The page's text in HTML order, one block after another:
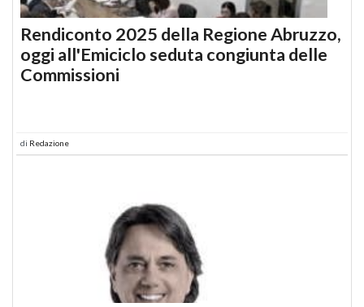
Rendiconto 2025 della Regione Abruzzo,
oggi all'Emiciclo seduta congiunta delle
Commissioni
di Redazione